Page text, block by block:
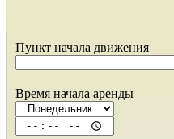
Пункт начала движения
Время начала аренды